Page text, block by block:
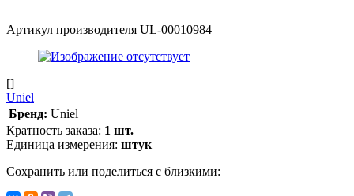
Артикул производителя UL-00010984
[]
Uniel
Бренд: Uniel
Кратность заказа: 1 шт.
Единица измерения: штук
Сохранить или поделиться с близкими: